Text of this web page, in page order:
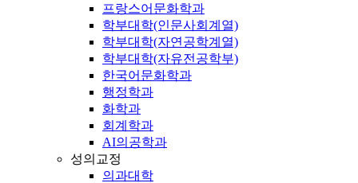
프랑스어문화학과
학부대학(인문사회계열)
학부대학(자연공학계열)
학부대학(자유전공학부)
한국어문화학과
행정학과
화학과
회계학과
AI의공학과
성의교정
의과대학